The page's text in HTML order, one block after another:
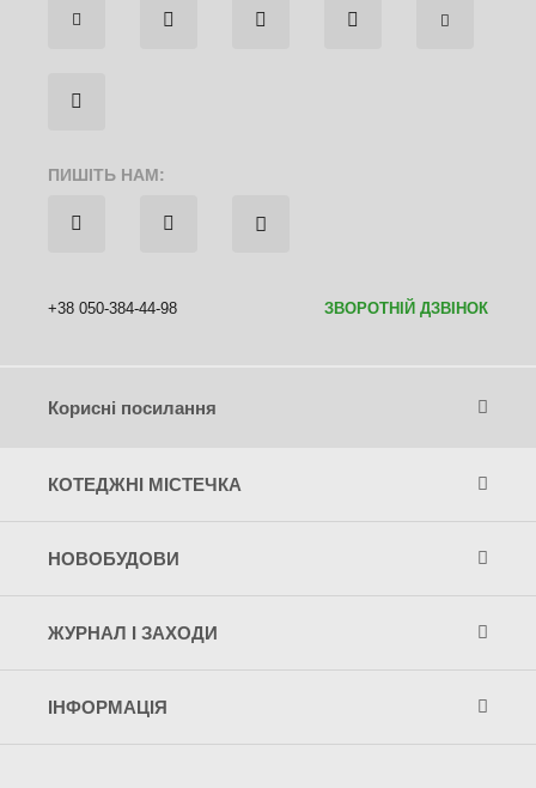
ПИШІТЬ НАМ:
+38 050-384-44-98 ЗВОРОТНІЙ ДЗВІНОК
Корисні посилання
КОТЕДЖНІ МІСТЕЧКА
НОВОБУДОВИ
ЖУРНАЛ І ЗАХОДИ
ІНФОРМАЦІЯ